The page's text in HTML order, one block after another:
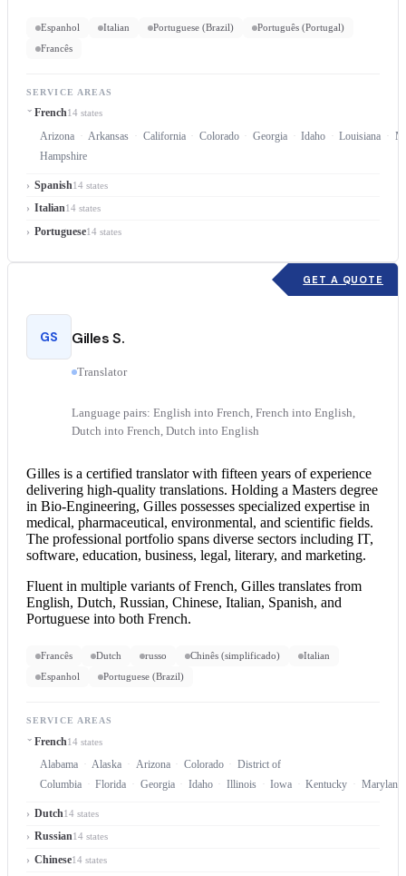
Espanhol Italian Portuguese (Brazil)
Português (Portugal)
Francês
SERVICE AREAS
French14 states
Arizona Arkansas California Colorado Georgia Idaho Louisiana
Hampshire
Spanish14 states
Italian14 states
Portuguese14 states
GET A QUOTE
GS Gilles S.
Translator
Language pairs: English into French, French into English,
Dutch into French, Dutch into English
Gilles is a certified translatorwith fifteen years of experience
delivering high-quality translations. Holding a Masters degree
in Bio-Engineering, Gilles possesses specialized expertise in
medical, pharmaceutical, environmental, and scientific fields.
The professional portfolio spans diverse sectors including IT,
software, education, business, legal, literary, and marketing.
Fluent in multiple variants of French, Gilles translates from
English, Dutch, Russian, Chinese, Italian, Spanish, and
Portuguese into both French.
Francês Dutch russo Chinês (simplificado)
Italian
Espanhol
Portuguese (Brazil)
SERVICE AREAS
French14 states
Alabama Alaska Arizona Colorado
District of
Columbia
Florida Georgia Idaho Illinois Iowa Kentucky Maryland
Dutch14 states
Russian14 states
Chinese14 states